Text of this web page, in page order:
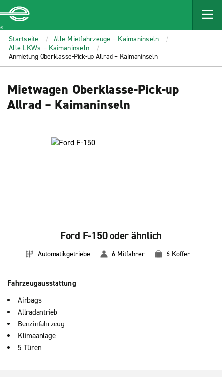
MAIN
CONTENT
Enterprise
Startseite
Alle Mietfahrzeuge – Kaimaninseln
Alle LKWs – Kaimaninseln
Anmietung Oberklasse-Pick-up Allrad – Kaimaninseln
Mietwagen Oberklasse-Pick-up
Allrad – Kaimaninseln
Ford F-150 oder ähnlich
Automatikgetriebe 6 Mitfahrer 6 Koffer
Fahrzeugausstattung
Airbags
Allradantrieb
Benzinfahrzeug
Klimaanlage
5 Türen